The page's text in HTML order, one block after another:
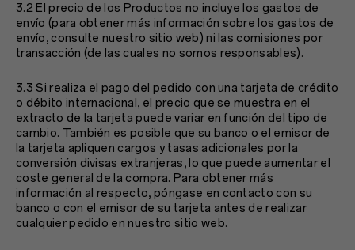
3.2 El precio de los Productos no incluye los gastos de
envío (para obtener más información sobre los gastos de
envío, consulte nuestro sitio web) ni las comisiones por
transacción (de las cuales no somos responsables).
3.3 Si realiza el pago del pedido con una tarjeta de crédito
o débito internacional, el precio que se muestra en el
extracto de la tarjeta puede variar en función del tipo de
cambio. También es posible que su banco o el emisor de
la tarjeta apliquen cargos y tasas adicionales por la
conversión divisas extranjeras, lo que puede aumentar el
coste general de la compra. Para obtener más
información al respecto, póngase en contacto con su
banco o con el emisor de su tarjeta antes de realizar
cualquier pedido en nuestro sitio web.